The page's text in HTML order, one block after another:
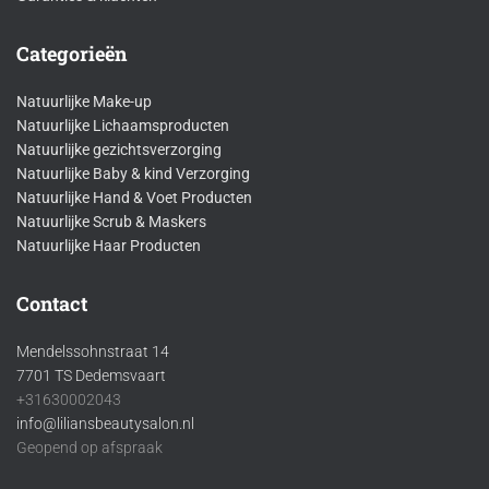
Categorieën
Natuurlijke Make-up
Natuurlijke Lichaamsproducten
Natuurlijke gezichtsverzorging
Natuurlijke Baby & kind Verzorging
Natuurlijke Hand & Voet Producten
Natuurlijke Scrub & Maskers
Natuurlijke Haar Producten
Contact
Mendelssohnstraat 14
7701 TS Dedemsvaart
+31630002043
info@liliansbeautysalon.nl
Geopend op afspraak